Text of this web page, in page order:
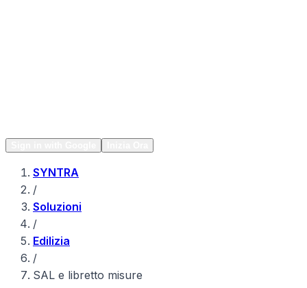
SYNTRA
/
Soluzioni
/
Edilizia
/
SAL e libretto misure